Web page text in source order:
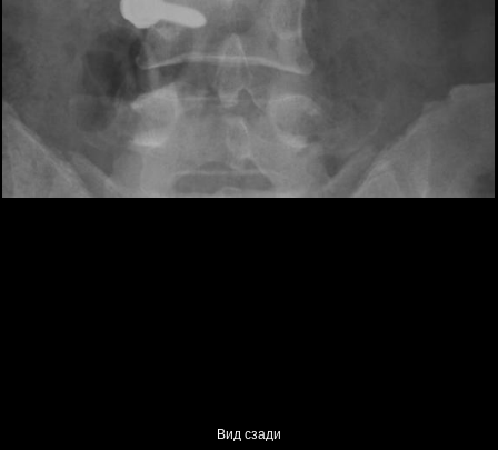
Вид сзади